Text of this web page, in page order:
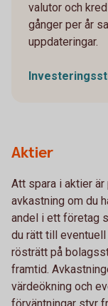
valutor och
gånger per år
uppdateringar.
Aktier
Att spara i aktier
avkastning om du
andel i ett företag
du rätt till
rösträtt på
framtid.
värdeökning och